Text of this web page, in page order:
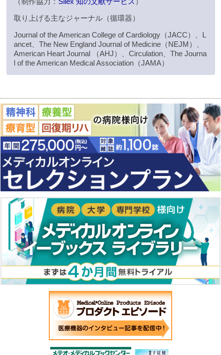
取り上げる主なジャーナル（循環器）
Journal of the American College of Cardiology（JACC）、L
ancet、The New England Journal of Medicine（NEJM）、
American Heart Journal （AHJ）、Circulation、The Journa
l of the American Medical Association（JAMA）